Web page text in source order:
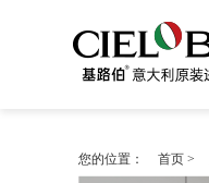
您的位置： 首页 >